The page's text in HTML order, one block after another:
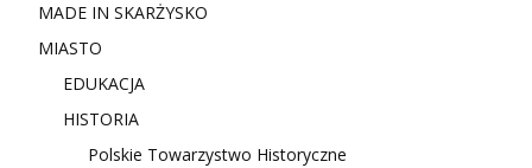
MADE IN SKARŻYSKO
MIASTO
EDUKACJA
HISTORIA
Polskie Towarzystwo Historyczne